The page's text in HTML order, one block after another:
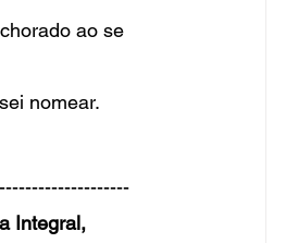
ao se
nomear.
Integral,